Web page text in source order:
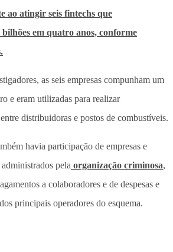
ao atingir seis fintechs que
em quatro anos, conforme
.
as seis empresas compunham um
e eram utilizadas para realizar
distribuidoras e postos de combustíveis.
havia participação de empresas e
pela organização criminosa,
a colaboradores e de despesas e
principais operadores do esquema.